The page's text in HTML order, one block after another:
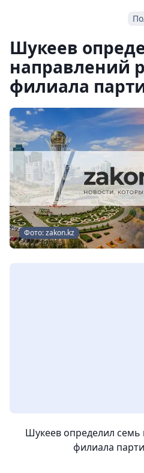
Шукеев
направлений
филиала
Фото: zakon.kz
Шукеев определил
филиала